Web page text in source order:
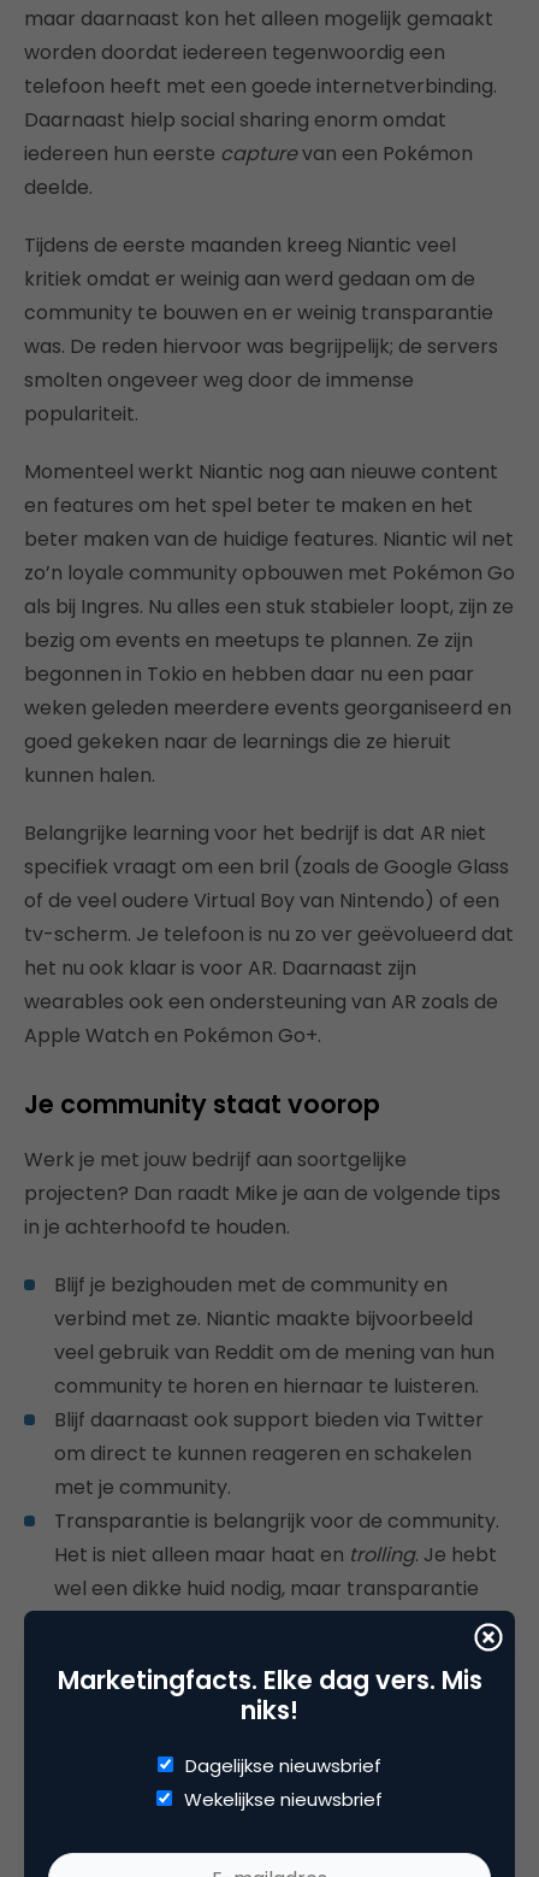
maar daarnaast kon het alleen mogelijk gemaakt
worden doordat iedereen tegenwoordig een
telefoon heeft met een goede internetverbinding.
Daarnaast hielp social sharing enorm omdat
iedereen hun eerste capturevan een Pokémon
deelde.
Tijdens de eerste maanden kreeg Niantic veel
kritiek omdat er weinig aan werd gedaan om de
community te bouwen en er weinig transparantie
was. De reden hiervoor was begrijpelijk; de servers
smolten ongeveer weg door de immense
populariteit.
Momenteel werkt Niantic nog aan nieuwe content
en features om het spel beter te maken en het
beter maken van de huidige features. Niantic wil net
zo’n loyale community opbouwen met Pokémon Go
als bij Ingres. Nu alles een stuk stabieler loopt, zijn ze
bezig om events en meetups te plannen. Ze zijn
begonnen in Tokio en hebben daar nu een paar
weken geleden meerdere events georganiseerd en
goed gekeken naar de learnings die ze hieruit
kunnen halen.
Belangrijke learning voor het bedrijf is dat AR niet
specifiek vraagt om een bril (zoals de Google Glass
of de veel oudere Virtual Boy van Nintendo) of een
tv-scherm. Je telefoon is nu zo ver geëvolueerd dat
het nu ook klaar is voor AR. Daarnaast zijn
wearables ook een ondersteuning van AR zoals de
Apple Watch en Pokémon Go+.
Je community staat voorop
Werk je met jouw bedrijf aan soortgelijke
projecten? Dan raadt Mike je aan de volgende tips
in je achterhoofd te houden.
Blijf je bezighouden met de community en
verbind met ze. Niantic maakte bijvoorbeeld
veel gebruik van Reddit om de mening van hun
community te horen en hiernaar te luisteren.
Blijf daarnaast ook support bieden via Twitter
om direct te kunnen reageren en schakelen
met je community.
Transparantie is belangrijk voor de community.
Het is niet alleen maar haat en trolling. Je hebt
wel een dikke huid nodig, maar transparantie
Deel dit artikel
Marketingfacts. Elke dag vers. Mis
niks!
Dagelijkse nieuwsbrief
Wekelijkse nieuwsbrief